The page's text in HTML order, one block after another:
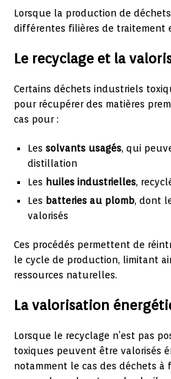
Lorsque la production de
différentes filières de traitement
Le recyclage et la
Certains déchets industriels
pour récupérer des matières
cas pour :
Les solvants usagés, qui
distillation
Les huiles industrielles,
Les batteries au plomb, dont
valorisés
Ces procédés permettent de
le cycle de production, limitant
ressources naturelles.
La valorisation
Lorsque le recyclage n’est pas
toxiques peuvent être valorisés
notamment le cas des déchets